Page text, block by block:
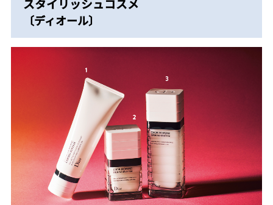
スタイリッシュコスメ
〔ディオール〕